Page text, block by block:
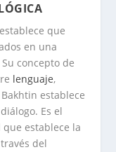
que
en una
concepto de
lenguaje,
establece
Es el
establece la
del